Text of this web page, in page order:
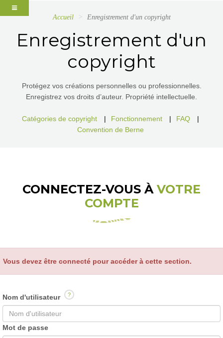
Accueil Enregistrement d'un copyright
Enregistrement d'un
copyright
Protégez vos créations personnelles ou professionnelles.
Enregistrez vos droits d’auteur. Propriété intellectuelle.
Catégories de copyright | Fonctionnement | FAQ
|
Convention de Berne
CONNECTEZ-VOUS À VOTRE
COMPTE
Vous devez être connecté pour accéder à cette section.
Nom d'utilisateur ?
Mot de passe